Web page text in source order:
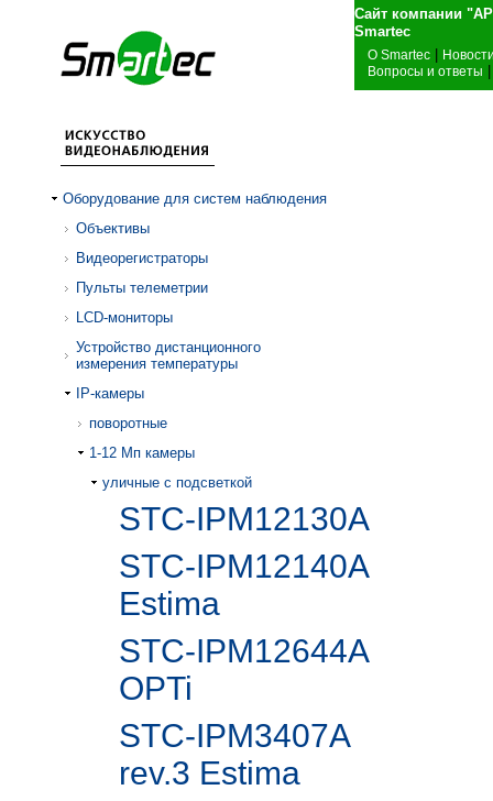
Сайт компании
О Smartec
Вопросы и ответы
Оборудование для систем наблюдения
Объективы
Видеорегистраторы
Пульты телеметрии
LCD-мониторы
Устройство дистанционного
измерения температуры
IP-камеры
поворотные
1-12 Mп камеры
уличные с подсветкой
STC-IPM12130A
STC-IPM12140A
Estima
STC-IPM12644A
OPTi
STC-IPM3407A
rev.3 Estima